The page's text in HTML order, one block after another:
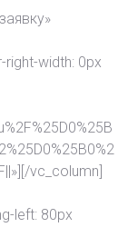
width: 0px
vc_column]
left: 80px